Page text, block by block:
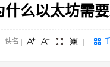
么以太坊需要
佚名